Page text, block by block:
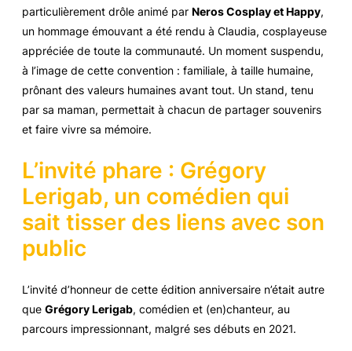
particulièrement drôle animé par Neros Cosplay et Happy,
un hommage émouvant a été rendu à Claudia, cosplayeuse
appréciée de toute la communauté. Un moment suspendu,
à l’image de cette convention : familiale, à taille humaine,
prônant des valeurs humaines avant tout. Un stand, tenu
par sa maman, permettait à chacun de partager souvenirs
et faire vivre sa mémoire.
L’invité phare : Grégory
Lerigab, un comédien qui
sait tisser des liens avec son
public
L’invité d’honneur de cette édition anniversaire n’était autre
que Grégory Lerigab, comédien et (en)chanteur, au
parcours impressionnant, malgré ses débuts en 2021.